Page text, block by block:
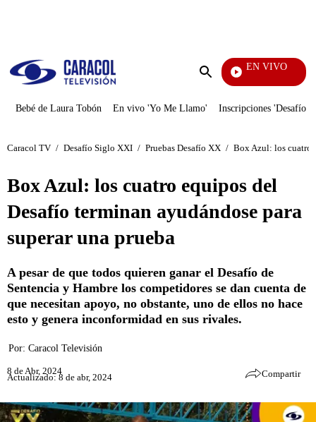
Enviar
EN VIVO
Rafael Orozco
Bebé de Laura Tobón En vivo 'Yo Me Llamo' Inscripciones 'Desafío'
Caracol TV / Desafío Siglo XXI / Pruebas Desafío XX / Box Azul: los cuatro
Box Azul: los cuatro equipos del
Desafío terminan ayudándose para
superar una prueba
A pesar de que todos quieren ganar el Desafío de
Sentencia y Hambre los competidores se dan cuenta de
que necesitan apoyo, no obstante, uno de ellos no hace
esto y genera inconformidad en sus rivales.
Por: Caracol Televisión
8 de Abr, 2024
Actualizado: 8 de abr, 2024 Compartir